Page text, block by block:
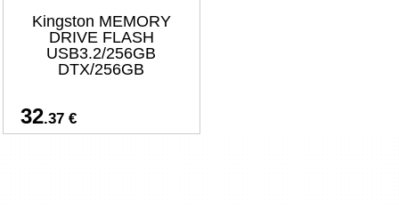
Kingston MEMORY
DRIVE FLASH
USB3.2/256GB
DTX/256GB
32.37 €